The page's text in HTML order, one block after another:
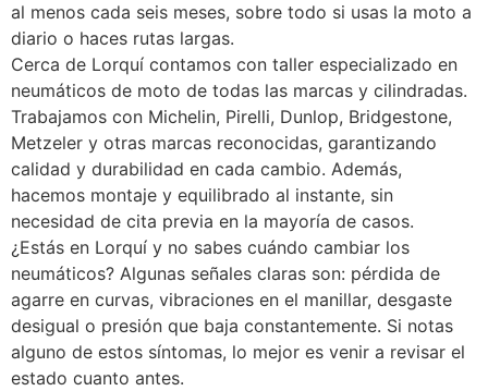
al menos cada seis meses, sobre todo si usas la moto a
diario o haces rutas largas.
Cerca de Lorquí contamos con taller especializado en
neumáticos de moto de todas las marcas y cilindradas.
Trabajamos con Michelin, Pirelli, Dunlop, Bridgestone,
Metzeler y otras marcas reconocidas, garantizando
calidad y durabilidad en cada cambio. Además,
hacemos montaje y equilibrado al instante, sin
necesidad de cita previa en la mayoría de casos.
¿Estás en Lorquí y no sabes cuándo cambiar los
neumáticos? Algunas señales claras son: pérdida de
agarre en curvas, vibraciones en el manillar, desgaste
desigual o presión que baja constantemente. Si notas
alguno de estos síntomas, lo mejor es venir a revisar el
estado cuanto antes.